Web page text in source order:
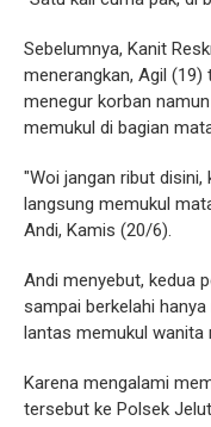
Sebelumnya, Kanit
menerangkan, Agil
menegur korban
memukul di bagian
"Woi jangan ribut disini,
langsung memukul
Andi, Kamis (20/6).
Andi menyebut, kedua
sampai berkelahi
lantas memukul wanita
Karena mengalami
tersebut ke Polsek